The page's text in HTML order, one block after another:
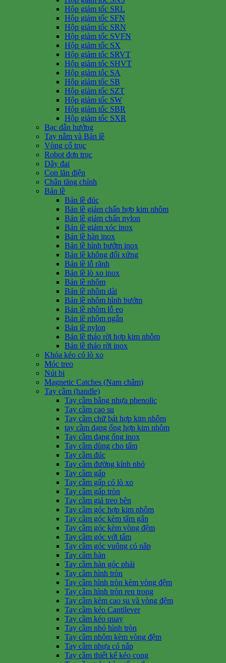
Hộp giảm tốc SRL
Hộp giảm tốc SFN
Hộp giảm tốc SRN
Hộp giảm tốc SVFN
Hộp giảm tốc SX
Hộp giảm tốc SRVT
Hộp giảm tốc SHVT
Hộp giảm tốc SA
Hộp giảm tốc SB
Hộp giảm tốc SZT
Hộp giảm tốc SW
Hộp giảm tốc SBR
Hộp giảm tốc SXR
Bạc dẫn hướng
Tay nắm và Bản lề
Vòng cổ trục
Robot đơn trục
Dây đai
Con lăn điện
Chân tăng chỉnh
Bản lề
Bản lề đúc
Bản lề giảm chấn hợp kim nhôm
Bản lề giảm chấn nylon
Bản lề giảm xóc inox
Bản lề hàn inox
Bản lề hình bướm inox
Bản lề không đối xứng
Bản lề lỗ rãnh
Bản lề lò xo inox
Bản lề nhôm
Bản lề nhôm dài
Bản lề nhôm hình bướm
Bản lề nhôm lỗ eo
Bản lề nhôm ngắn
Bản lề nylon
Bản lề tháo rời hợp kim nhôm
Bản lề tháo rời inox
Khóa kéo có lò xo
Móc treo
Nút bi
Magnetic Catches (Nam châm)
Tay cầm (handle)
Tay cầm bằng nhựa phenolic
Tay cầm cao su
Tay cầm chữ bát hợp kim nhôm
tay cầm dạng ống hợp kim nhôm
Tay cầm dạng ống inox
Tay cầm dùng cho tấm
Tay cầm đúc
Tay cầm đường kính nhỏ
Tay cầm gấp
Tay cầm gấp có lò xo
Tay cầm gấp tròn
Tay cầm giá treo bên
Tay cầm góc hợp kim nhôm
Tay cầm góc kèm tấm gắn
Tay cầm góc kèm vòng đệm
Tay cầm góc với tấm
Tay cầm góc vuông có nắp
Tay cầm hàn
Tay cầm hàn góc phải
Tay cầm hình tròn
Tay cầm hình tròn kèm vòng đệm
Tay cầm hình tròn ren trong
Tay cầm kèm cao su và vòng đệm
Tay cầm kéo Cantilever
Tay cầm kéo quay
Tay cầm nhỏ hình tròn
Tay cầm nhôm kèm vòng đệm
Tay cầm nhựa có nắp
Tay cầm thiết kế kéo cong